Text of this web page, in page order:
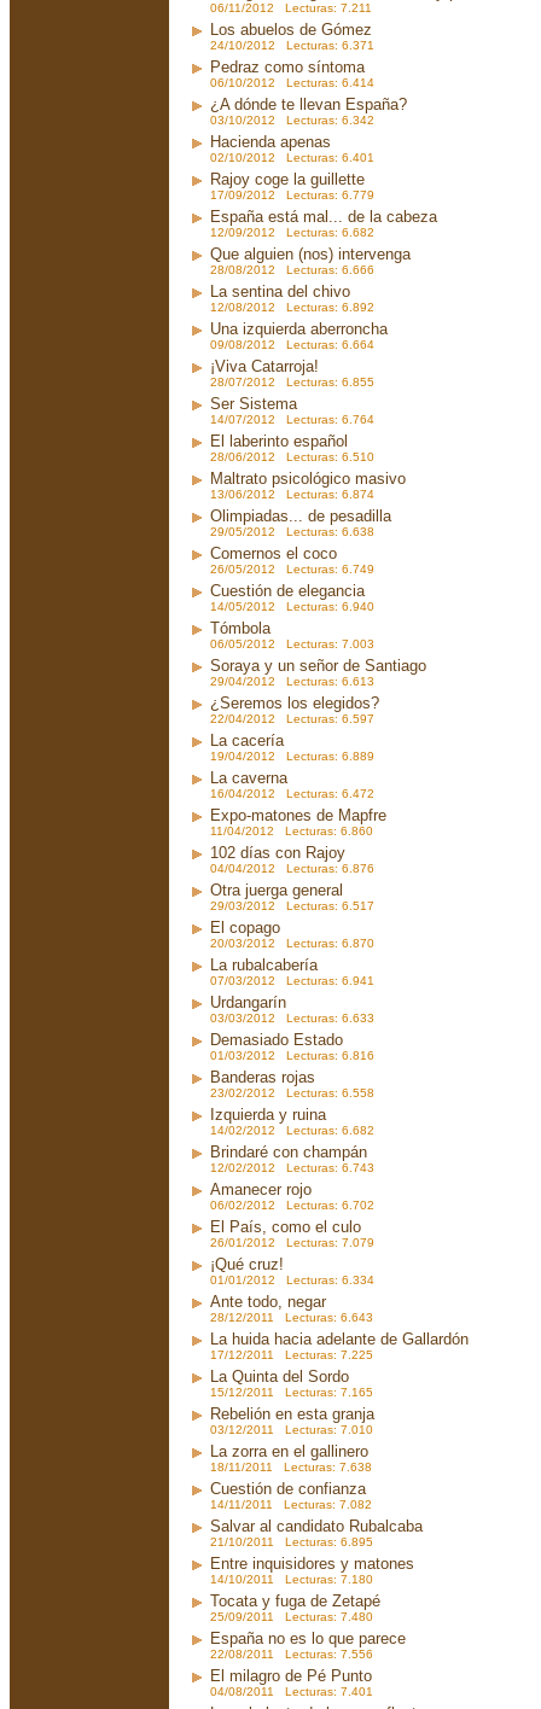
06/11/2012 Lecturas: 7.211
Los abuelos de Gómez
24/10/2012 Lecturas: 6.371
Pedraz como síntoma
06/10/2012 Lecturas: 6.414
¿A dónde te llevan España?
03/10/2012 Lecturas: 6.342
Hacienda apenas
02/10/2012 Lecturas: 6.401
Rajoy coge la guillette
17/09/2012 Lecturas: 6.779
España está mal... de la cabeza
12/09/2012 Lecturas: 6.682
Que alguien (nos) intervenga
28/08/2012 Lecturas: 6.666
La sentina del chivo
12/08/2012 Lecturas: 6.892
Una izquierda aberroncha
09/08/2012 Lecturas: 6.664
¡Viva Catarroja!
28/07/2012 Lecturas: 6.855
Ser Sistema
14/07/2012 Lecturas: 6.764
El laberinto español
28/06/2012 Lecturas: 6.510
Maltrato psicológico masivo
13/06/2012 Lecturas: 6.874
Olimpiadas... de pesadilla
29/05/2012 Lecturas: 6.638
Comernos el coco
26/05/2012 Lecturas: 6.749
Cuestión de elegancia
14/05/2012 Lecturas: 6.940
Tómbola
06/05/2012 Lecturas: 7.003
Soraya y un señor de Santiago
29/04/2012 Lecturas: 6.613
¿Seremos los elegidos?
22/04/2012 Lecturas: 6.597
La cacería
19/04/2012 Lecturas: 6.889
La caverna
16/04/2012 Lecturas: 6.472
Expo-matones de Mapfre
11/04/2012 Lecturas: 6.860
102 días con Rajoy
04/04/2012 Lecturas: 6.876
Otra juerga general
29/03/2012 Lecturas: 6.517
El copago
20/03/2012 Lecturas: 6.870
La rubalcabería
07/03/2012 Lecturas: 6.941
Urdangarín
03/03/2012 Lecturas: 6.633
Demasiado Estado
01/03/2012 Lecturas: 6.816
Banderas rojas
23/02/2012 Lecturas: 6.558
Izquierda y ruina
14/02/2012 Lecturas: 6.682
Brindaré con champán
12/02/2012 Lecturas: 6.743
Amanecer rojo
06/02/2012 Lecturas: 6.702
El País, como el culo
26/01/2012 Lecturas: 7.079
¡Qué cruz!
01/01/2012 Lecturas: 6.334
Ante todo, negar
28/12/2011 Lecturas: 6.643
La huida hacia adelante de Gallardón
17/12/2011 Lecturas: 7.225
La Quinta del Sordo
15/12/2011 Lecturas: 7.165
Rebelión en esta granja
03/12/2011 Lecturas: 7.010
La zorra en el gallinero
18/11/2011 Lecturas: 7.638
Cuestión de confianza
14/11/2011 Lecturas: 7.082
Salvar al candidato Rubalcaba
21/10/2011 Lecturas: 6.895
Entre inquisidores y matones
14/10/2011 Lecturas: 7.180
Tocata y fuga de Zetapé
25/09/2011 Lecturas: 7.480
España no es lo que parece
22/08/2011 Lecturas: 7.556
El milagro de Pé Punto
04/08/2011 Lecturas: 7.401